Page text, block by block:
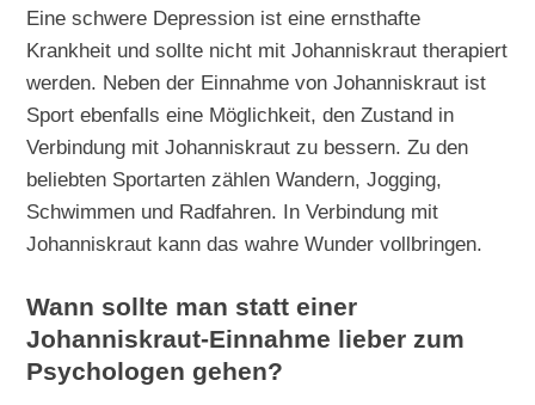
Eine schwere Depression ist eine ernsthafte
Krankheit und sollte nicht mit Johanniskraut therapiert
werden. Neben der Einnahme von Johanniskraut ist
Sport ebenfalls eine Möglichkeit, den Zustand in
Verbindung mit Johanniskraut zu bessern. Zu den
beliebten Sportarten zählen Wandern, Jogging,
Schwimmen und Radfahren. In Verbindung mit
Johanniskraut kann das wahre Wunder vollbringen.
Wann sollte man statt einer
Johanniskraut-Einnahme lieber zum
Psychologen gehen?